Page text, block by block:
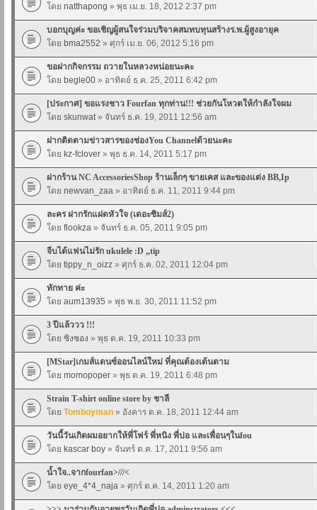
โดย natthapong » พุธ เม.ย. 18, 2012 2:37 pm
บอกบุญค่ะ ขอเชิญผู้สนใจร่วมบริจาคสมทบทุนสร้างร.พ.ผู้สูงอายุค
โดย bma2552 » ศุกร์ เม.ย. 06, 2012 5:16 pm
ขอฝากกิจกรรม ถวายในหลวงหน่อยนะคะ
โดย begle00 » อาทิตย์ ธ.ค. 25, 2011 6:42 pm
[ประกาศ] ขอแรงชาว Fourfan ทุกท่าน!!! ช่วยกันโหวตให้กำลังใจผม
โดย skunwat» จันทร์ ธ.ค. 19, 2011 12:56 am
ฝากติดตามข่าวสารของช่องYou Channelด้วยนะคะ
โดย kz-fclover » พุธ ธ.ค. 14, 2011 5:17 pm
ฝากร้าน NC AccessoriesShop ร้านเล็กๆ ขายเคส และของแต่ง BB,Ip
โดย newvan_zaa » อาทิตย์ ธ.ค. 11, 2011 9:44 pm
ละคร ฝากรักแฝดหัวใจ (เดอะซิมส์2)
โดย flookza » จันทร์ ธ.ค. 05, 2011 9:05 pm
จีบได้แฟนไม่รัก ukulele :D ,,tip
โดย tippy_n_oizz » ศุกร์ ธ.ค. 02, 2011 12:04 pm
ทักทาย ค่ะ
โดย aum13935 » พุธ พ.ย. 30, 2011 11:52 pm
3 ปีแล้ววว !!!
โดย ซิงซอง » พุธ ต.ค. 19, 2011 10:33 pm
[MStar]เกมส์แดนซ์ออนไลน์ใหม่ ที่คุณต้องเต้นตาม
โดย momopoper » พุธ ต.ค. 19, 2011 6:48 pm
Strain T-shirt online store by ชาลี
โดย Tomboyman » อังคาร ต.ค. 18, 2011 12:44 am
วันนี้วันเกิดผมอยากให้พี่โฟร์ พี่หนิง พี่ปอ และเพื่อนๆในfou
โดย kascar boy » จันทร์ ต.ค. 17, 2011 9:56 am
น้ำใจ..จากfourfan>///<
โดย eye_4*4_naja » ศุกร์ ต.ค. 14, 2011 1:20 am